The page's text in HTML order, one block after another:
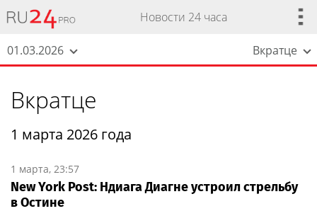
Новости 24 часа
01.03.2026 Вкратце
Вкратце
1 марта 2026 года
1 марта, 23:57
New York Post: Ндиага Диагне устроил стрельбу
в Остине